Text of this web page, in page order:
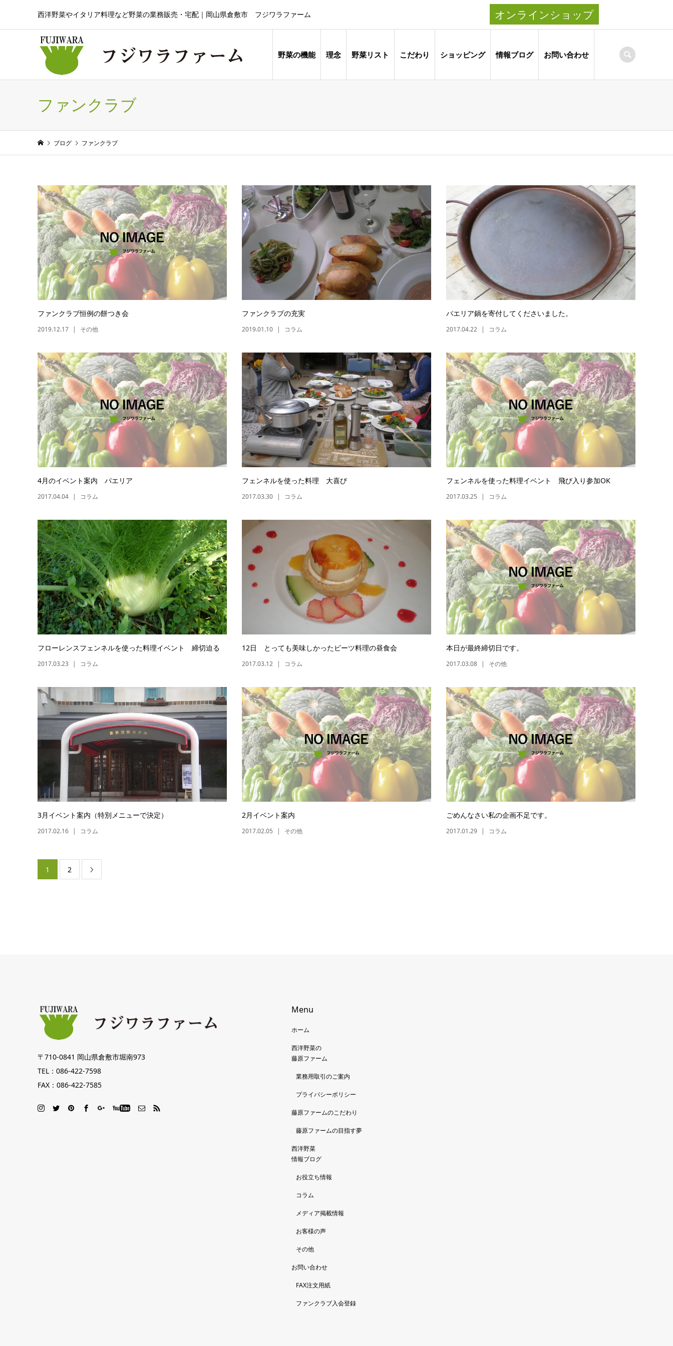
西洋野菜やイタリア料理など野菜の業務販売・宅配｜岡山県倉敷市 フジワラファーム オンラインショップ
野菜の機能 理念 野菜リスト こだわり ショッピング 情報ブログ お問い合わせ
ファンクラブ
ブログ ファンクラブ
ファンクラブ恒例の餅つき会
2019.12.17 その他
ファンクラブの充実
2019.01.10 コラム
パエリア鍋を寄付してくださいました。
2017.04.22 コラム
4月のイベント案内 パエリア
2017.04.04 コラム
フェンネルを使った料理 大喜び
2017.03.30 コラム
フェンネルを使った料理イベント 飛び入り参加OK
2017.03.25 コラム
フローレンスフェンネルを使った料理イベント 締切迫る
2017.03.23 コラム
12日 とっても美味しかったビーツ料理の昼食会
2017.03.12 コラム
本日が最終締切日です。
2017.03.08 その他
3月イベント案内（特別メニューで決定）
2017.02.16 コラム
2月イベント案内
2017.02.05 その他
ごめんなさい私の企画不足です。
2017.01.29 コラム
1 2 
〒710-0841 岡山県倉敷市堀南973
TEL：086-422-7598
FAX：086-422-7585
Menu
ホーム
西洋野菜の
藤原ファーム
業務用取引のご案内
プライバシーポリシー
藤原ファームのこだわり
藤原ファームの目指す夢
西洋野菜
情報ブログ
お役立ち情報
コラム
メディア掲載情報
お客様の声
その他
お問い合わせ
FAX注文用紙
ファンクラブ入会登録